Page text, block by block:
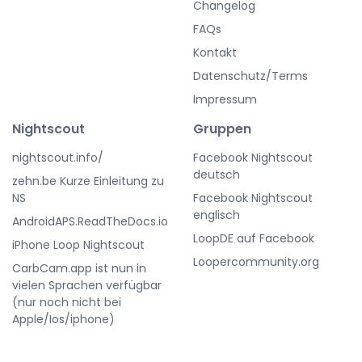
Changelog
FAQs
Kontakt
Datenschutz/Terms
Impressum
Nightscout
nightscout.info/
zehn.be Kurze Einleitung zu
NS
AndroidAPS.ReadTheDocs.io
iPhone Loop Nightscout
CarbCam.app ist nun in
vielen Sprachen verfügbar
(nur noch nicht bei
Apple/Ios/iphone)
Gruppen
Facebook Nightscout
deutsch
Facebook Nightscout
englisch
LoopDE auf Facebook
Loopercommunity.org